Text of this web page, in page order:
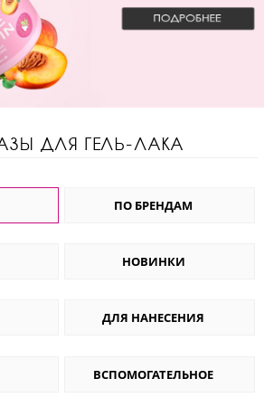
ДЛЯ ГЕЛЬ-ЛАКА
ПО БРЕНДАМ
НОВИНКИ
ДЛЯ НАНЕСЕНИЯ
ВСПОМОГАТЕЛЬНОЕ